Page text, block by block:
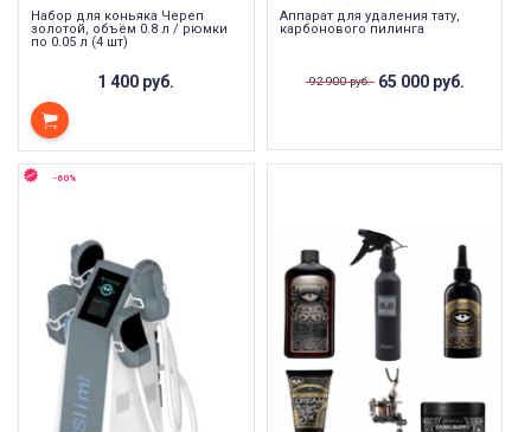
Набор для коньяка Череп
золотой, объём 0.8 л / рюмки
по 0.05 л (4 шт)
1 400 руб.
Аппарат для удаления тату,
карбонового пилинга
92 900 руб. 65 000 руб.
-60%